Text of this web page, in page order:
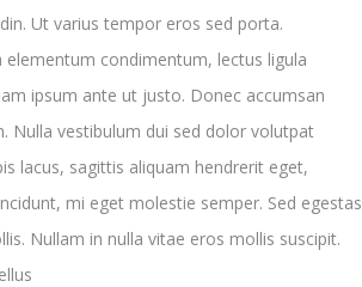
Ut varius tempor eros sed porta.
elementum condimentum, lectus ligula
ipsum ante ut justo. Donec accumsan
Nulla vestibulum dui sed dolor volutpat
lacus, sagittis aliquam hendrerit eget,
mi eget molestie semper. Sed egestas
Nullam in nulla vitae eros mollis suscipit.